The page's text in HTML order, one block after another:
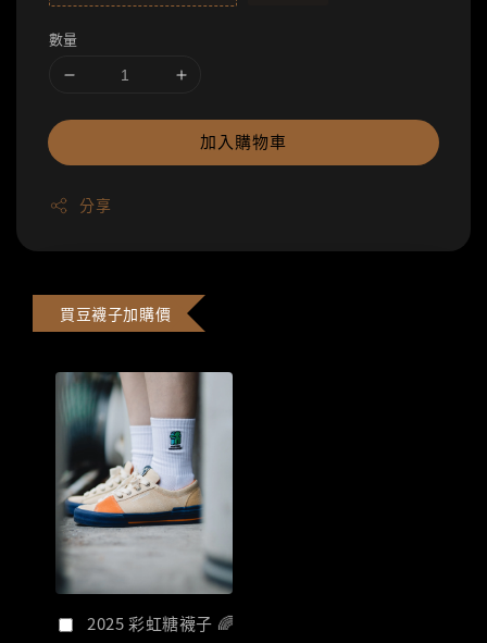
數量
加入購物車
分享
買豆襪子加購價
2025 彩虹糖襪子 🌈